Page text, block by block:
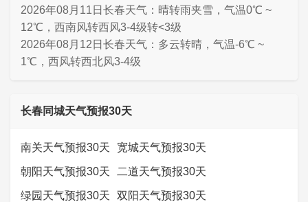
2026年08月11日长春天气：晴转雨夹雪，气温0℃ ~
12℃，西南风转西风3-4级转<3级
2026年08月12日长春天气：多云转晴，气温-6℃ ~
1℃，西风转西北风3-4级
长春同城天气预报30天
南关天气预报30天 宽城天气预报30天
朝阳天气预报30天 二道天气预报30天
绿园天气预报30天 双阳天气预报30天